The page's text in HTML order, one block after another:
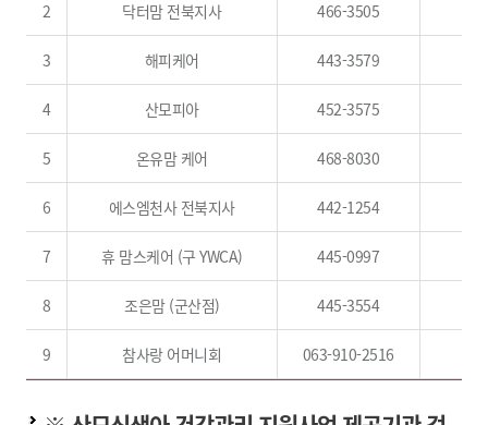
2 닥터맘 전북지사 466-3505
3 해피케어 443-3579
4 산모피아 452-3575
5 온유맘 케어 468-8030
6 에스엠천사 전북지사 442-1254
7 휴 맘스케어 (구 YWCA) 445-0997
8 조은맘 (군산점) 445-3554
9 참사랑 어머니회 063-910-2516